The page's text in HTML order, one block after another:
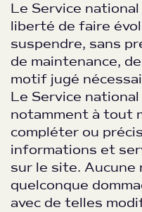
Le Service
liberté de faire
suspendre, sans
de maintenance,
motif jugé
Le Service
notamment à tout
compléter ou
informations et
sur le site. Aucune
quelconque
avec de telles